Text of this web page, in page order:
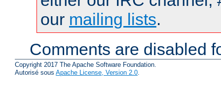
our mailing lists.
Comments are disabled
Copyright 2017 The Apache Software Foundation.
Autorisé sous Apache License, Version 2.0